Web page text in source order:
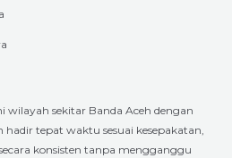
wilayah sekitar Banda Aceh dengan
tepat waktu sesuai kesepakatan,
konsisten tanpa mengganggu